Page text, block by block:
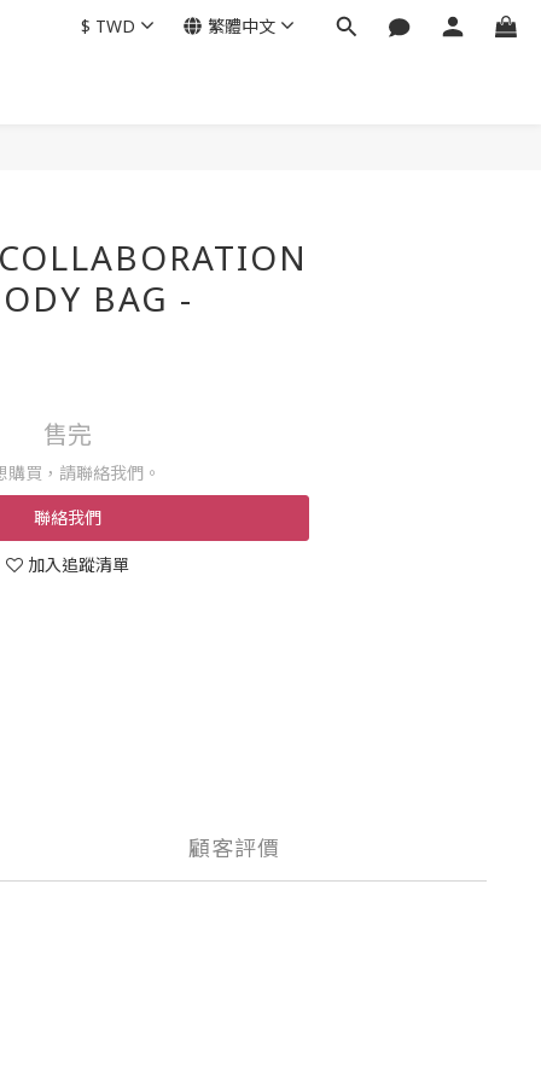
$ TWD 繁體中文
BAG -
售完
購買，請聯絡我們。
聯絡我們
加入追蹤清單
顧客評價